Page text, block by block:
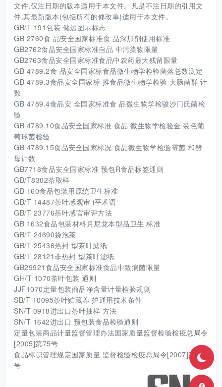
文件,仅注日期的版本适用于本文件。凡是不注日期的引用文
件,其最新版本(包括所有的修改单)适用于本文件。
GB/T 191包装 储运图示标志
GB 2760食 品安全国家标准食 品深加剂使用标准
GB2762食晶安全国家标准自品 中污染物限量
GB2763食品安全国家标准食品中农药最大残留限量
GB 4789.2食 品安全国家标食品微生物学检验菌落总数测定
GB 4789.3食品安全国家标 推食品微生物学检验 大肠菌群 计
数
GB 4789.4食品安 全国家标准食 品微生物学检骏沙门氏菌检
验
GB 4789.10食品安全国家标准 食品 微生物学检验金 装色葡
萄球菌检验
GB 4789.15食品安全国家标况 食品微生物学检验霉菌 和酵
母计数
GB7718食品安全国家标准 预包R食品标签通则
GB/T8302茶取样
GB 160食品包装用原统卫生标准
GB/T 14487茶叶感观审 i平术语
GB/T 23776茶叶感官审评方法
GB 1632食品包装材料月尼龙本型品卫生 标准
GB/T 24690袋泡茶
GB/T 25436热封 型茶叶滤纸
GB/T 28121非热封 型茶叶滤纸
GB29921食品安全国家标准食品中致病菌限量
GH/T 1070茶叶包装 通则
JJF1070定量包装商品净含量计量检验规则
SB/T 10095茶叶贮藏养 护通用技术条件
SN/T 0918进出口茶叶抽样 方法
SN/T 1642进出口 预包装食品检验通则
定量包装商品计量监督管理办法国家质量监督检验检疫总局令
[2005]第75号
食品标识管理规定国家质量 监督检验检疫总局令[2007]第102
号